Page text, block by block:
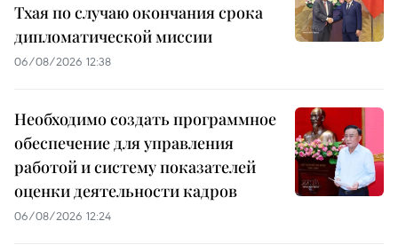
Тхая по случаю окончания срока
дипломатической миссии
06/08/2026 12:38
Необходимо создать программное
обеспечение для управления
работой и систему показателей
оценки деятельности кадров
06/08/2026 12:24